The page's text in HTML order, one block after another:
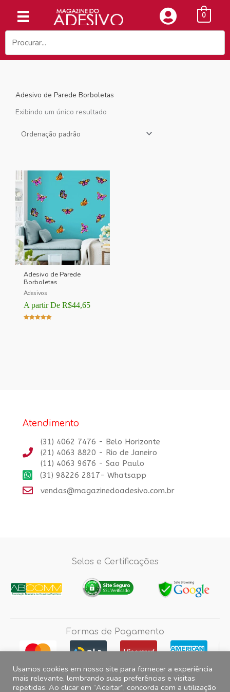
conteúdo
0
Adesivo de Parede Borboletas
Exibindo um único resultado
Adesivo de Parede
Borboletas
Adesivos
A partir De R$44,65
Atendimento
(31) 4062 7476 - Belo Horizonte
(21) 4063 8820 - Rio de Janeiro
(11) 4063 9676 - Sao Paulo
(31) 98226 2817- Whatsapp
vendas@magazinedoadesivo.com.br
Selos e Certificações
Formas de Pagamento
Fotos e imagens meramente ilustrativas, 2012© 2026 Magazine do
Usamos cookies em nosso site para fornecer a experiência
mais relevante, lembrando suas preferências e visitas
repetidas. Ao clicar em “Aceitar”, concorda com a utilização